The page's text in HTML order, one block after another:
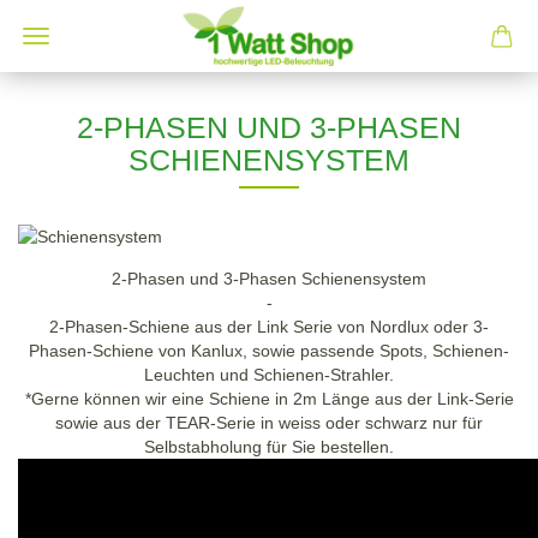
2-PHASEN UND 3-PHASEN
SCHIENENSYSTEM
2-Phasen und 3-Phasen Schienensystem
-
2-Phasen-Schiene aus der Link Serie von Nordlux oder 3-
Phasen-Schiene von Kanlux, sowie passende Spots, Schienen-
Leuchten und Schienen-Strahler.
*Gerne können wir eine Schiene in 2m Länge aus der Link-Serie
sowie aus der TEAR-Serie in weiss oder schwarz nur für
Selbstabholung für Sie bestellen.